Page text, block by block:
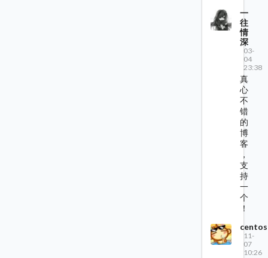
一
往
情
深
03-
04
23:38
真
心
不
错
的
博
客
，
支
持
一
个
！
centos
11-
07
10:26